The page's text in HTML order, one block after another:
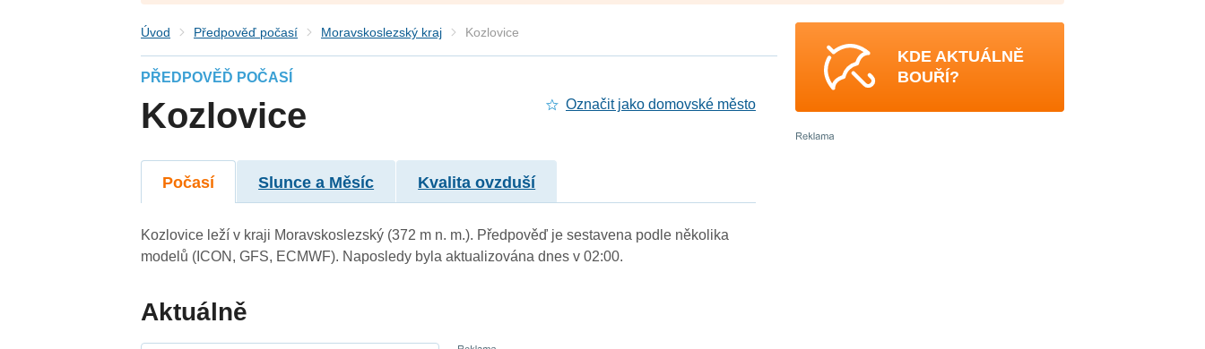
Úvod Předpověď počasí Moravskoslezský kraj Kozlovice
PŘEDPOVĚĎ POČASÍ
Kozlovice Označit jako domovské město
Počasí Slunce a Měsíc Kvalita ovzduší
Kozlovice leží v kraji Moravskoslezský (372 m n. m.). Předpověď je sestavena podle několika
modelů (ICON, GFS, ECMWF). Naposledy byla aktualizována dnes v 02:00.
Aktuálně
KDE AKTUÁLNĚ
BOUŘÍ?